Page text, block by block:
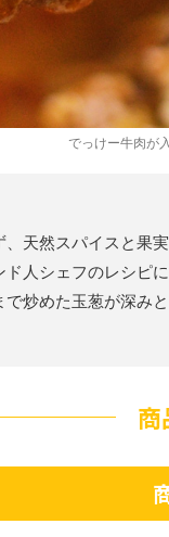
でっけー牛肉が
天然スパイスと果
ド人シェフのレシピ
で炒めた玉葱が深み
商